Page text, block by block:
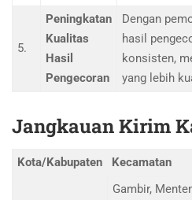
5.
Peningkatan
Kualitas
Hasil
Pengecoran
Dengan
hasil
konsisten,
yang lebih
Jangkauan Kirim
Kota/Kabupaten Kecamatan
Gambir,